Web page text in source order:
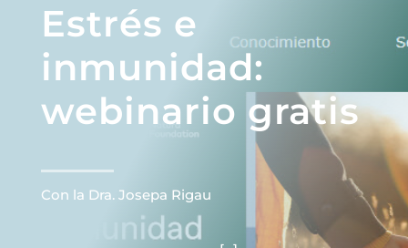
Estrés e
inmunidad:
webinario gratis
Con la Dra. Josepa Rigau ͏ ͏ ͏ ͏ ͏ ͏ ͏ ͏ ͏ ͏ ͏ ͏
͏ ͏ ͏ ͏ ͏ ͏ ͏ ͏ ͏ ͏ ͏ ͏ ͏ ͏ ͏ ͏ ͏ ͏ ͏ ͏ ͏ ͏ ͏ ͏ ͏